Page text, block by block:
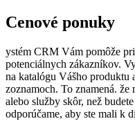
Cenové ponuky
ystém CRM Vám pomôže
potenciálnych zákazníkov.
na katalógu Vášho produktu
zoznamoch. To znamená.
alebo služby skôr, než
odporúčame, aby ste mali k